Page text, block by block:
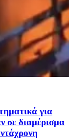
για
σε διαμέρισμα